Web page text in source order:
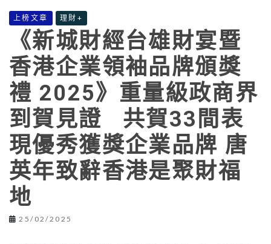
上榜文章 理財+
《新城財經台雄財宴暨
香港企業領袖品牌頒獎
禮 2025》重量級政商界
到賀見證 共賀33間表
現優秀獲獎企業品牌 唐
英年致辭香港是聚財福
地
25/02/2025